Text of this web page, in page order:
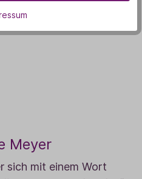
Meyer
sich mit einem Wort